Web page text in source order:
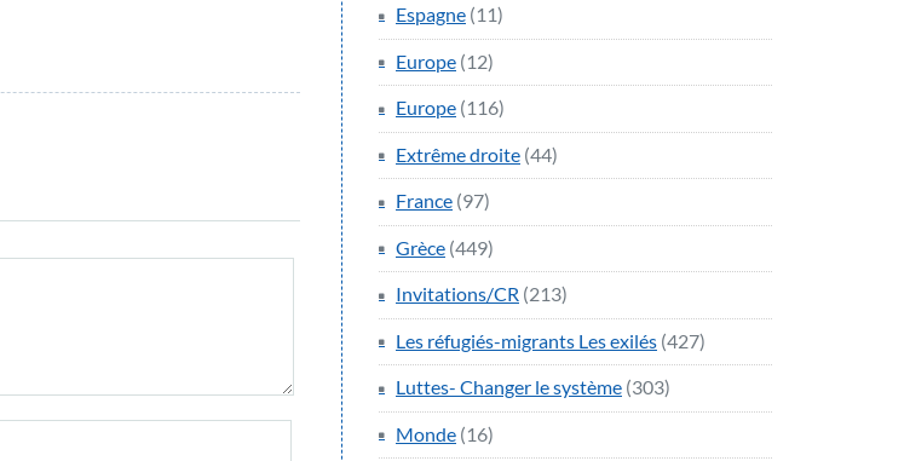
Espagne (11)
Europe (12)
Europe (116)
Extrême droite (44)
France (97)
Grèce (449)
Invitations/CR (213)
Les réfugiés-migrants Les exilés (427)
Luttes- Changer le système (303)
Monde (16)